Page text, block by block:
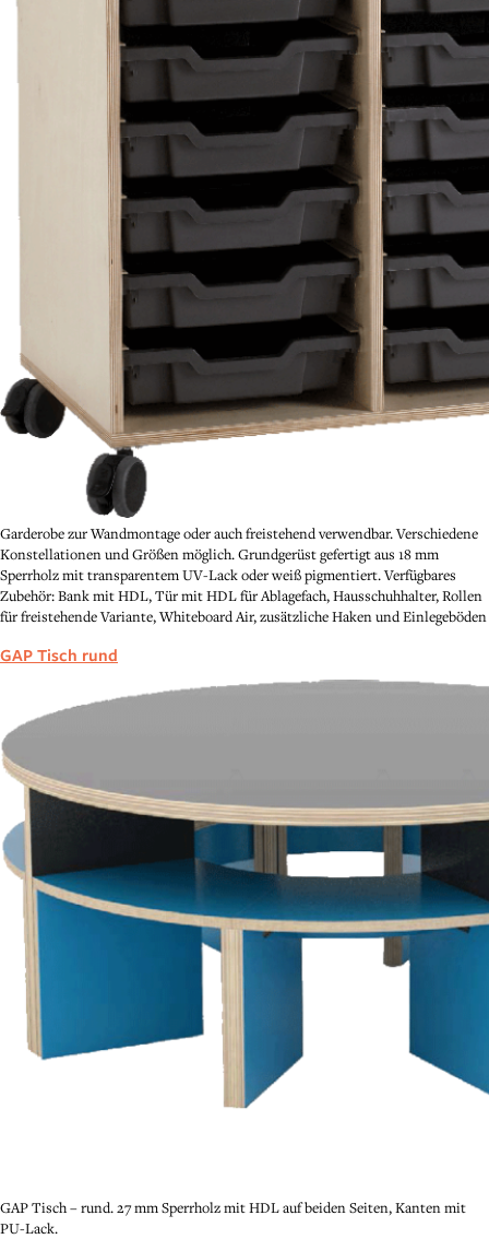
Garderobe zur Wandmontage oder auch freistehend verwendbar. Verschiedene
Konstellationen und Größen möglich. Grundgerüst gefertigt aus 18 mm
Sperrholz mit transparentem UV-Lack oder weiß pigmentiert. Verfügbares
Zubehör: Bank mit HDL, Tür mit HDL für Ablagefach, Hausschuhhalter, Rollen
für freistehende Variante, Whiteboard Air, zusätzliche Haken und Einlegeböden
GAP Tisch rund
GAP Tisch – rund. 27 mm Sperrholz mit HDL auf beiden Seiten, Kanten mit
PU-Lack.